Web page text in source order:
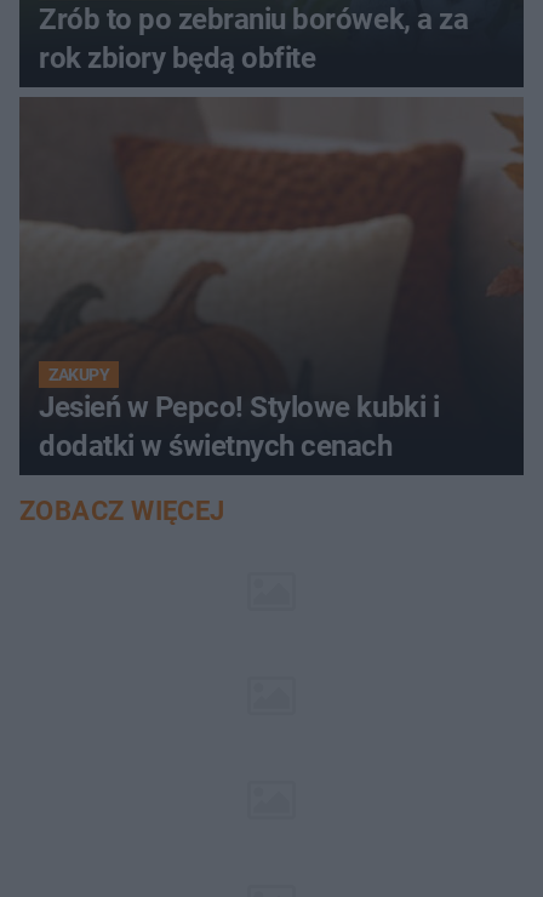
Zrób to po zebraniu borówek, a za
rok zbiory będą obfite
ZAKUPY
Jesień w Pepco! Stylowe kubki i
dodatki w świetnych cenach
ZOBACZ WIĘCEJ